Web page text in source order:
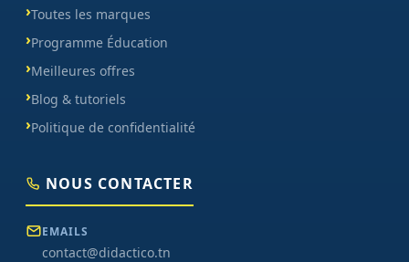
Toutes les marques
Programme Éducation
Meilleures offres
Blog & tutoriels
Politique de confidentialité
NOUS CONTACTER
EMAILS
contact@didactico.tn